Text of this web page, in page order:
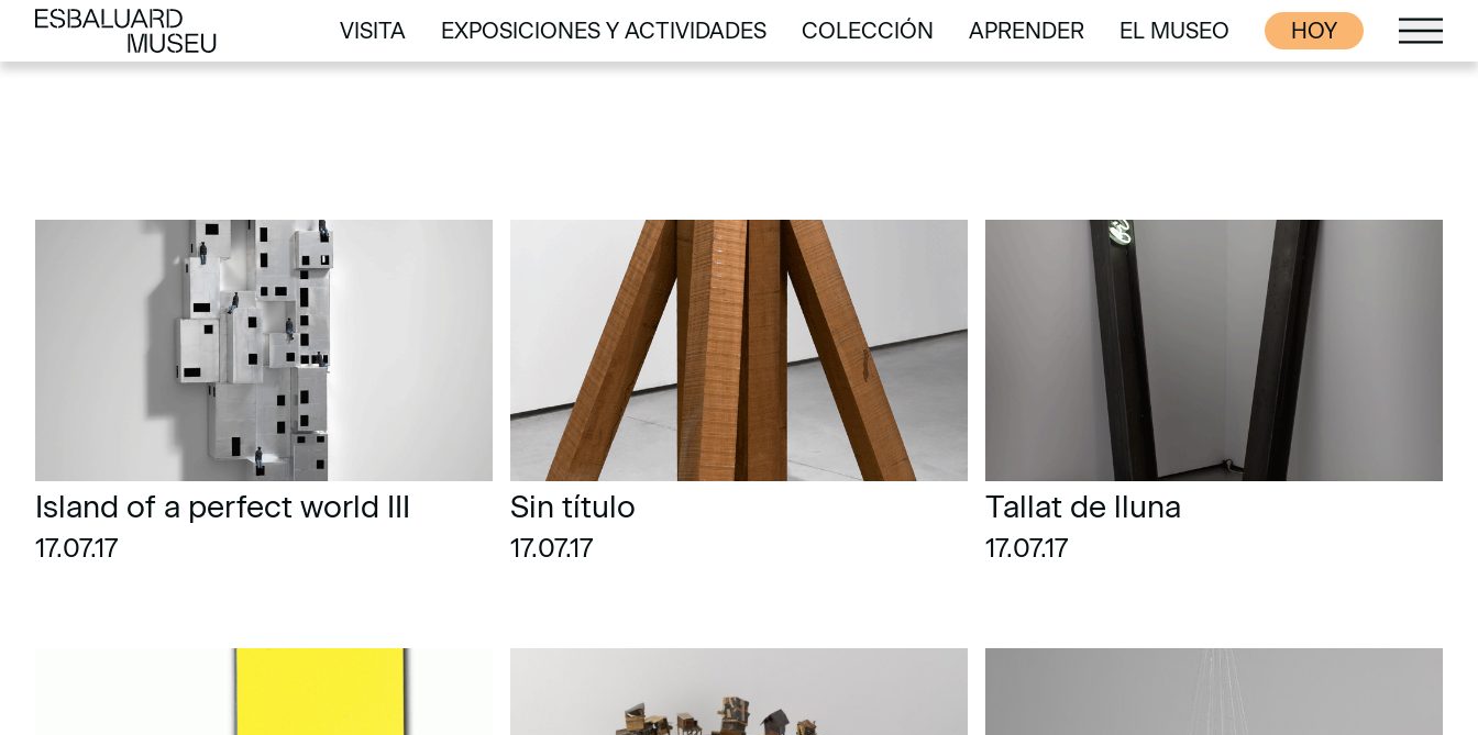
VISITA
VISITA
EXPOSICIONES Y ACTIVIDADES
EXPOSICIONES Y ACTIVIDADES
COLECCIÓN
COLECCIÓN
APRENDER
APRENDER
EL MUSEO
EL MUSEO
HOY
Island of a perfect world III
17.07.17
Sin título
17.07.17
Tallat de lluna
17.07.17